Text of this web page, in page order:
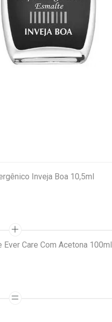
Inveja Boa 10,5ml
Care Com Acetona 100ml